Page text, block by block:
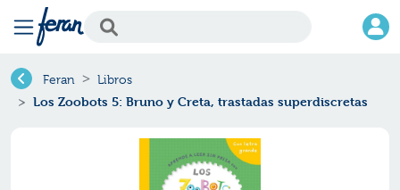
Feran Libros
Los Zoobots 5: Bruno y Creta, trastadas superdiscretas